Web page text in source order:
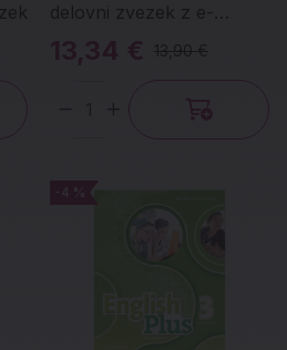
delovni zvezek z e-
gradivom
13,34 € 13,90 €
-4 %
-4 %